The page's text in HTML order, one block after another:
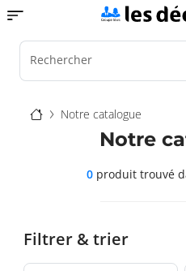
Aller
au
contenu
principal
Toggle navigation
Rechercher
Fil
d'Ariane
Notre catalogue
Filtrer & trier
Notre
0produit trouvé